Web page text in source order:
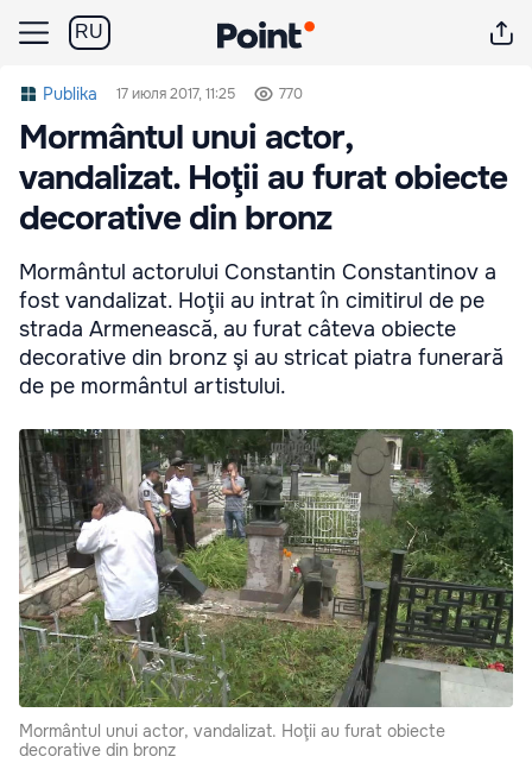
RU
Publika 17 июля 2017, 11:25 770
Mormântul unui actor,
vandalizat. Hoţii au furat obiecte
decorative din bronz
Mormântul actorului Constantin Constantinov a
fost vandalizat. Hoţii au intrat în cimitirul de pe
strada Armenească, au furat câteva obiecte
decorative din bronz şi au stricat piatra funerară
de pe mormântul artistului.
Mormântul unui actor, vandalizat. Hoţii au furat obiecte
decorative din bronz